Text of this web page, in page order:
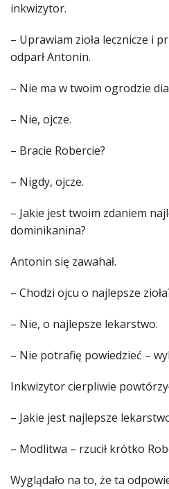
inkwizytor.
– Uprawiam zioła lecznicze i
odparł Antonin.
– Nie ma w twoim ogrodzie
– Nie, ojcze.
– Bracie Robercie?
– Nigdy, ojcze.
– Jakie jest twoim zdaniem
dominikanina?
Antonin się zawahał.
– Chodzi ojcu o najlepsze
– Nie, o najlepsze lekarstwo.
– Nie potrafię powiedzieć –
Inkwizytor cierpliwie
– Jakie jest najlepsze
– Modlitwa – rzucił krótko
Wyglądało na to, że ta